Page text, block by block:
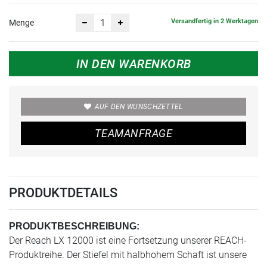
Menge Versandfertig in 2 Werktagen
IN DEN WARENKORB
AUF DEN WUNSCHZETTEL
TEAMANFRAGE
PRODUKTDETAILS
PRODUKTBESCHREIBUNG:
Der Reach LX 12000 ist eine Fortsetzung unserer REACH-
Produktreihe. Der Stiefel mit halbhohem Schaft ist unsere